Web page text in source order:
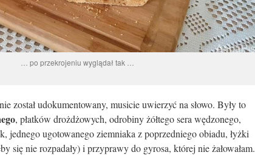
… po przekrojeniu wyglądał tak …
został udokumentowany, musicie uwierzyć na słowo. Były to
, płatków drożdżowych, odrobiny żółtego sera wędzonego,
jednego ugotowanego ziemniaka z poprzedniego obiadu, łyżki
się nie rozpadały) i przyprawy do gyrosa, której nie żałowałam.